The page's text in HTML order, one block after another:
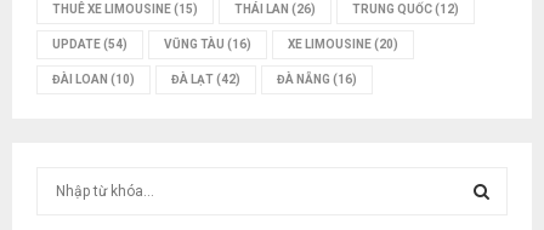
THUÊ XE LIMOUSINE(15) THÁI LAN (26) TRUNG QUỐC(12)
UPDATE(54) VŨNG TÀU (16) XE LIMOUSINE(20)
ĐÀI LOAN (10) ĐÀ LẠT(42) ĐÀ NẴNG (16)